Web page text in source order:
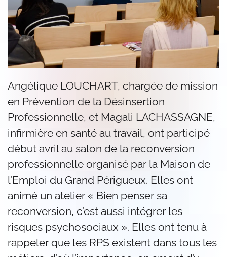
Angélique LOUCHART, chargée de mission
en Prévention de la Désinsertion
Professionnelle, et Magali LACHASSAGNE,
infirmière en santé au travail, ont participé
début avril au salon de la reconversion
professionnelle organisé par la Maison de
l’Emploi du Grand Périgueux. Elles ont
animé un atelier « Bien penser sa
reconversion, c’est aussi intégrer les
risques psychosociaux ». Elles ont tenu à
rappeler que les RPS existent dans tous les